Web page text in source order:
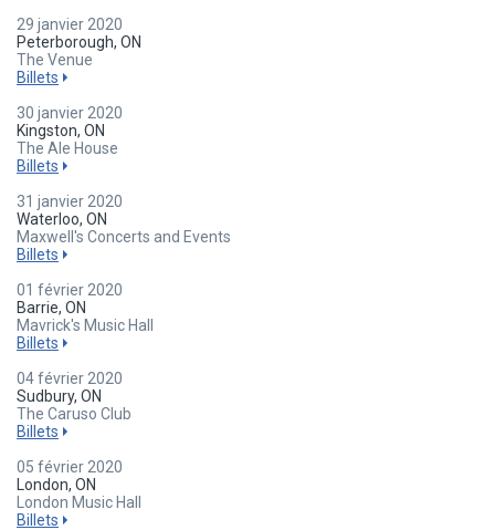
29 janvier 2020
Peterborough, ON
The Venue
Billets
30 janvier 2020
Kingston, ON
The Ale House
Billets
31 janvier 2020
Waterloo, ON
Maxwell's Concerts and Events
Billets
01 février 2020
Barrie, ON
Mavrick's Music Hall
Billets
04 février 2020
Sudbury, ON
The Caruso Club
Billets
05 février 2020
London, ON
London Music Hall
Billets